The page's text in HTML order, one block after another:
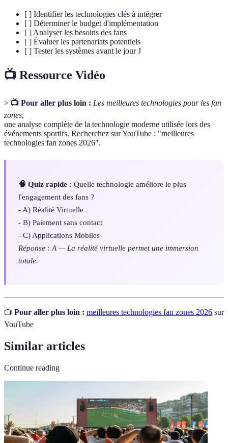
[ ] Identifier les technologies clés à intégrer
[ ] Déterminer le budget d'implémentation
[ ] Analyser les besoins des fans
[ ] Évaluer les partenariats potentiels
[ ] Tester les systèmes avant le jour J
📺 Ressource Vidéo
> 📺 Pour aller plus loin : Les meilleures technologies pour les fan
zones,
une analyse complète de la technologie moderne utilisée lors des
événements sportifs. Recherchez sur YouTube : "meilleures
technologies fan zones 2026".
🧠 Quiz rapide : Quelle technologie améliore le plus
l'engagement des fans ?
- A) Réalité Virtuelle
- B) Paiement sans contact
- C) Applications Mobiles
Réponse : A — La réalité virtuelle permet une immersion
totale.
📺 Pour aller plus loin : meilleures technologies fan zones 2026 sur
YouTube
Similar articles
Continue reading